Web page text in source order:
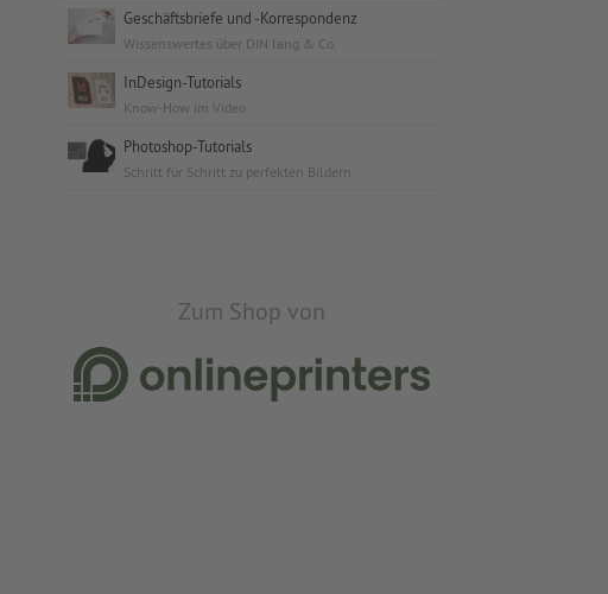
Geschäftsbriefe und -Korrespondenz
Wissenswertes über DIN lang & Co.
InDesign-Tutorials
Know-How im Video
Photoshop-Tutorials
Schritt für Schritt zu perfekten Bildern
Zum Shop von